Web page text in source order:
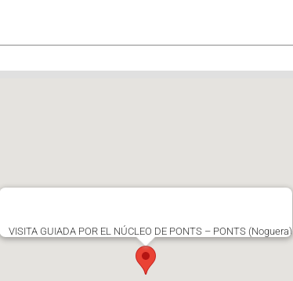
VISITA GUIADA POR EL NÚCLEO DE PONTS – PONTS (Noguera)